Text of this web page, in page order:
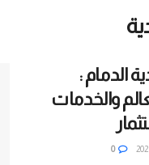
الدمام :
والخدمات
0